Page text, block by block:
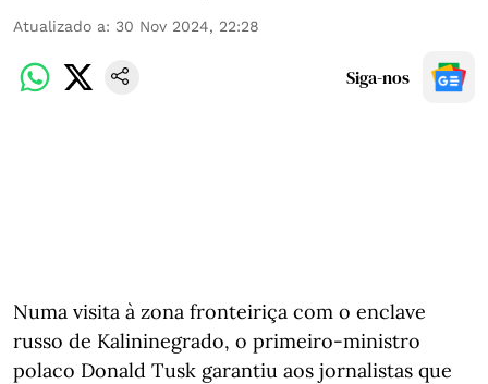
Atualizado a: 30 Nov 2024, 22:28
Siga-nos
Numa visita à zona fronteiriça com o enclave
russo de Kalininegrado, o primeiro-ministro
polaco Donald Tusk garantiu aos jornalistas que